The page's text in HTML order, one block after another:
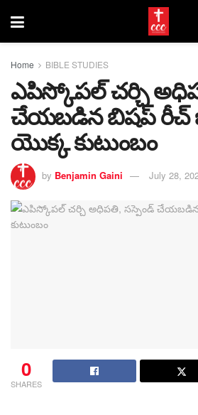
Home BIBLE STUDIES
ఎపిస్కోపల్ చర్చి
చేయబడిన బిషప్ రీచ్
యొక్క కుటుంబం
by Benjamin Gaini July 28,
0
SHARES